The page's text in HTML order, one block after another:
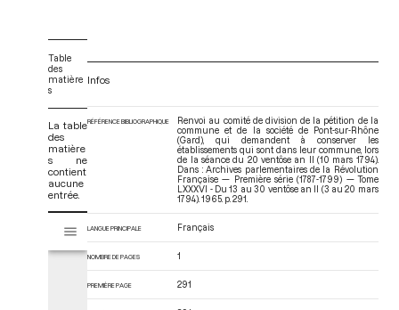
Table
des
matière
s
La table
des
matière
s ne
contient
aucune
entrée.
s
Tome LXXXVI - Du 13 au 30 ventôse an II (3 au 20 mars 1794)
Infos
RÉFÉRENCE BIBLIOGRAPHIQUE
Renvoi au comité de division de la pétition de la
commune et de la société de Pont-sur-Rhône
(Gard), qui demandent à conserver les
établissements qui sont dans leur commune, lors
de la séance du 20 ventôse an II (10 mars 1794).
Dans : Archives parlementaires de la Révolution
Française — Première série (1787-1799) — Tome
LXXXVI - Du 13 au 30 ventôse an II (3 au 20 mars
1794) . 1965. p. 291.
LANGUE PRINCIPALE Français
NOMBRE DE PAGES 1
PREMIÈRE PAGE 291